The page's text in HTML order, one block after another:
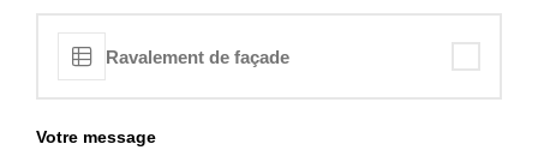
Ravalement de façade
Votre message